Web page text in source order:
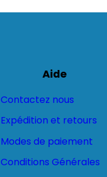
Aide
Contactez nous
Expédition et retours
Modes de paiement
Conditions Générales